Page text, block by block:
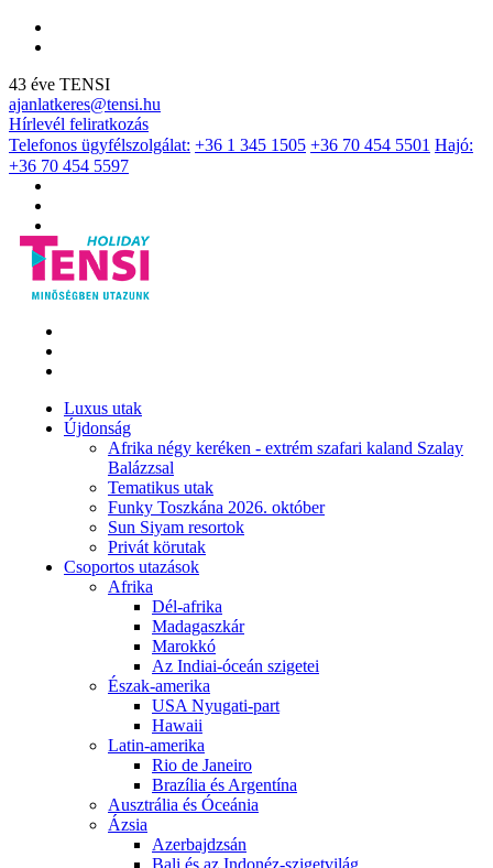
43 éve TENSI
ajanlatkeres@tensi.hu
Hírlevél feliratkozás
Telefonos ügyfélszolgálat: +36 1 345 1505 +36 70 454 5501 Hajó:
+36 70 454 5597
Luxus utak
Újdonság
Afrika négy keréken - extrém szafari kaland Szalay
Balázzsal
Tematikus utak
Funky Toszkána 2026. október
Sun Siyam resortok
Privát körutak
Csoportos utazások
Afrika
Dél-afrika
Madagaszkár
Marokkó
Az Indiai-óceán szigetei
Észak-amerika
USA Nyugati-part
Hawaii
Latin-amerika
Rio de Janeiro
Brazília és Argentína
Ausztrália és Óceánia
Ázsia
Azerbajdzsán
Bali és az Indonéz-szigetvilág